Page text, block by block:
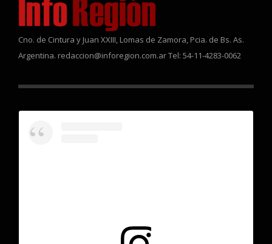
Cno. de Cintura y Juan XXIII, Lomas de Zamora, Pcia. de Bs. As.
Argentina. redaccion@inforegion.com.ar Tel: 54-11-4283-0062